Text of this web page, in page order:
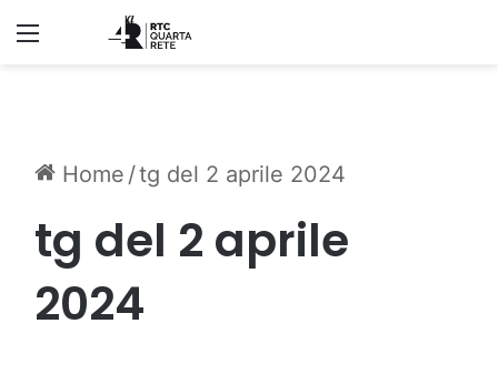
Home /tg del 2 aprile 2024
tg del 2 aprile
2024